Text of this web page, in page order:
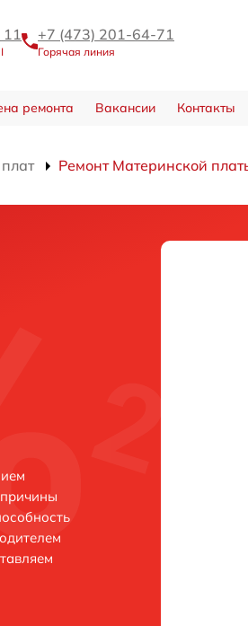
11 +7 (473) 201-64-71
Горячая линия
ремонта Вакансии Контакты
Ремонт Материнской